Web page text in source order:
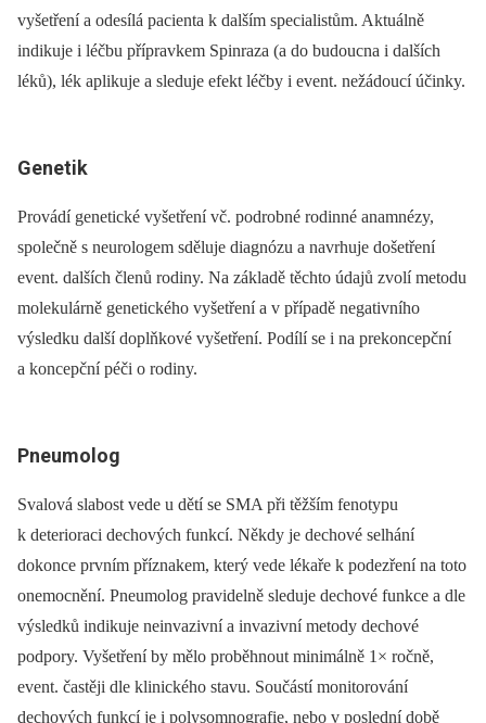
vyšetření a odesílá pacienta k dalším specialistům. Aktuálně
indikuje i léčbu přípravkem Spinraza (a do budoucna i dalších
léků), lék aplikuje a sleduje efekt léčby i event. nežádoucí účinky.
Genetik
Provádí genetické vyšetření vč. podrobné rodinné anamnézy,
společně s neurologem sděluje dia­gnózu a navrhuje došetření
event. dalších členů rodiny. Na základě těchto údajů zvolí metodu
molekulárně genetického vyšetření a v případě negativního
výsledku další doplňkové vyšetření. Podílí se i na prekoncepční
a koncepční péči o rodiny.
Pneumolog
Svalová slabost vede u dětí se SMA při těžším fenotypu
k deterioraci dechových funkcí. Někdy je dechové selhání
dokonce prvním příznakem, který vede lékaře k podezření na toto
onemocnění. Pneumolog pravidelně sleduje dechové funkce a dle
výsledků indikuje neinvazivní a invazivní metody dechové
podpory. Vyšetření by mělo proběhnout minimálně 1× ročně,
event. častěji dle klinického stavu. Součástí monitorování
dechových funkcí je i polysomnografie, nebo v poslední době